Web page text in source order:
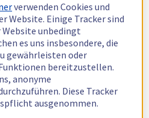
verwenden Cookies und
Website. Einige Tracker sind
unbedingt
es uns insbesondere, die
gewährleisten oder
bereitzustellen.
anonyme
Diese Tracker
ausgenommen.